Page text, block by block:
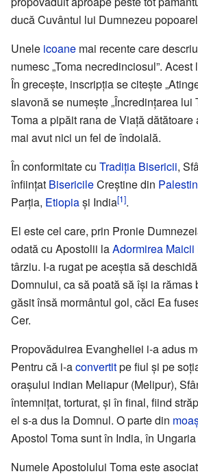
ducă Cuvântul lui Dumnezeu
Unele icoane mai recente care
numesc „Toma necredinciosul”.
În grecește, inscripția se citește
slavonă se numește „Încredințarea lui
Toma a pipăit rana de Viață
mai avut nici un fel de îndoială.
În conformitate cu Tradiția Bisericii,
înființat BisericileCreștine din
Parția, Etiopiași India[1].
El este cel care, prin Pronie
odată cu Apostolii laAdormirea
târziu. I-a rugat pe aceștia să
Domnului, ca să poată să își ia rămas
găsit însă mormântul gol, căci Ea
Cer.
Propovăduirea Evangheliei i-a adus
Pentru că i-aconvertitpe fiul și pe
orașului indian Meliapur (Melipur),
întemnițat, torturat, și în final, fiind
el s-a dus la Domnul. O parte din
Apostol Toma sunt în India, în
Numele Apostolului Toma este